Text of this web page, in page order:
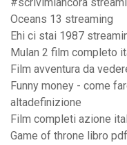
#scrivimiancora
Oceans 13 streaming
Ehi ci stai 1987
Mulan 2 film completo
Film avventura da
Funny money - come
altadefinizione
Film completi azione
Game of throne libro pdf